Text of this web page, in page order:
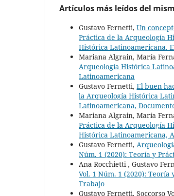
Artículos más leídos del
Gustavo Fernetti, Un
Práctica de la Arqueología
Histórica Latinoamericana.
Mariana Algrain, María
Arqueología Histórica
Latinoamericana
Gustavo Fernetti, El buen
la Arqueología Histórica
Latinoamericana,
Mariana Algrain, María
Práctica de la Arqueología
Histórica Latinoamericana,
Gustavo Fernetti,
Núm. 1 (2020): Teoría y
Ana Rocchietti , Gustavo
Vol. 1 Núm. 1 (2020):
Trabajo
Gustavo Fernetti, Soccorso